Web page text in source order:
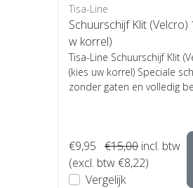
Tisa-Line
Schuurschijf Klit (Velcro)
w korrel)
Tisa-Line Schuurschijf Klit
(kies uw korrel) Speciale
zonder gaten en volledig
€9,95 €15,00 incl. btw
(excl. btw €8,22)
Vergelijk